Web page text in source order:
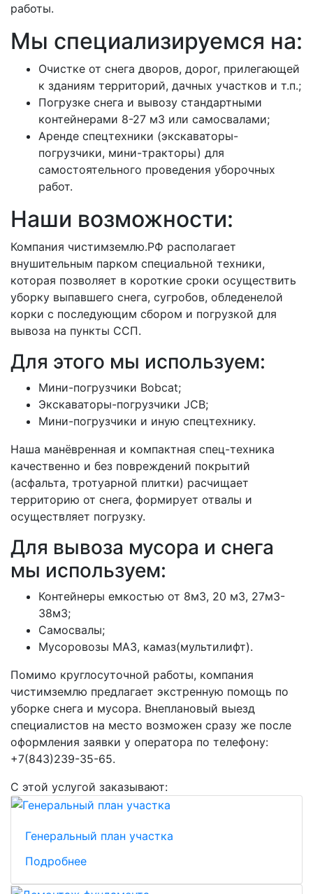
работы.
Мы специализируемся на:
Очистке от снега дворов, дорог, прилегающей
к зданиям территорий, дачных участков и т.п.;
Погрузке снега и вывозу стандартными
контейнерами 8-27 м3 или самосвалами;
Аренде спецтехники (экскаваторы-
погрузчики, мини-тракторы) для
самостоятельного проведения уборочных
работ.
Наши возможности:
Компания чистимземлю.РФ располагает
внушительным парком специальной техники,
которая позволяет в короткие сроки осуществить
уборку выпавшего снега, сугробов, обледенелой
корки с последующим сбором и погрузкой для
вывоза на пункты ССП.
Для этого мы используем:
Мини-погрузчики Bobcat;
Экскаваторы-погрузчики JСB;
Мини-погрузчики и иную спецтехнику.
Наша манёвренная и компактная спец-техника
качественно и без повреждений покрытий
(асфальта, тротуарной плитки) расчищает
территорию от снега, формирует отвалы и
осуществляет погрузку.
Для вывоза мусора и снега
мы используем:
Контейнеры емкостью от 8м3, 20 м3, 27м3-
38м3;
Самосвалы;
Мусоровозы МАЗ, камаз(мультилифт).
Помимо круглосуточной работы, компания
чистимземлю предлагает экстренную помощь по
уборке снега и мусора. Внеплановый выезд
специалистов на место возможен сразу же после
оформления заявки у оператора по телефону:
+7(843)239-35-65.
С этой услугой заказывают:
Генеральный план участка
Подробнее